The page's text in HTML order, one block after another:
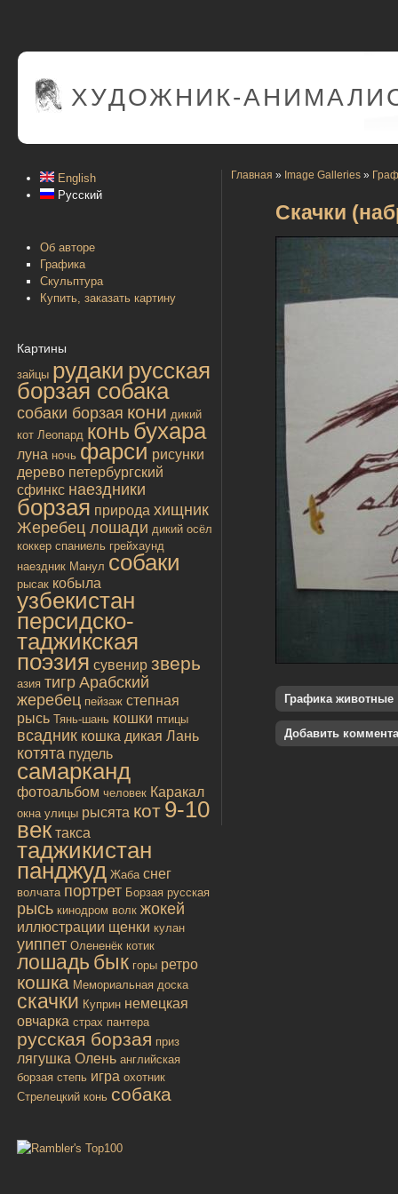
ХУДОЖНИК-
English
Русский
Об авторе
Графика
Скульптура
Купить, заказать картину
Картины
зайцы рудаки русская
борзая собака
собаки борзая кони дикий
кот Леопард конь бухара
луна ночь фарси рисунки
дерево петербургский
сфинкс наездники
борзая природа хищник
Жеребец лошади дикий осёл
коккер спаниель грейхаунд
наездник Манул собаки
рысак кобыла
узбекистан
персидско-
таджикская
поэзия сувенир зверь
азия тигр Арабский
жеребец пейзаж степная
рысь Тянь-шань кошки птицы
всадник кошка дикая Лань
котята пудель
самарканд
фотоальбом человек Каракал
окна улицы рысята кот 9-10
век такса
таджикистан
панджуд Жаба снег
волчата портрет Борзая русская
рысь кинодром волк жокей
иллюстрации щенки кулан
уиппет Олененёк котик
лошадь бык горы ретро
кошка Мемориальная доска
скачки Куприн немецкая
овчарка страх пантера
русская борзая приз
лягушка Олень английская
борзая степь игра охотник
Стрелецкий конь собака
Главная » Image Galleries »
Скачки
Графика животные
Добавить